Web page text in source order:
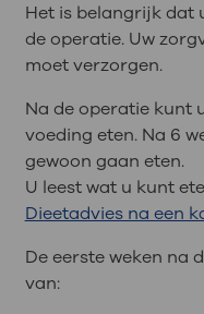
Het is belangrijk dat
de operatie. Uw
moet verzorgen.
Na de operatie kunt
voeding eten. Na 6
gewoon gaan eten.
U leest wat u kunt
Dieetadvies na een
De eerste weken na
van: